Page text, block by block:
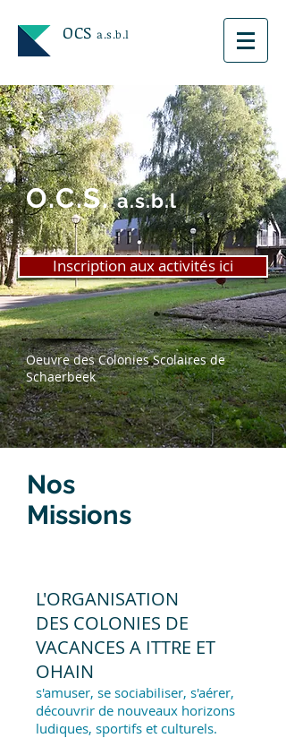
OCSa.s.b.l
O.C.S.a.s.b.l
Inscription aux activités ici
Oeuvre des Colonies Scolaires de
Schaerbeek
Nos
Missions
L'ORGANISATION
DES COLONIES DE
VACANCES A ITTRE ET
OHAIN
s'amuser, se sociabiliser, s'aérer,
découvrir de nouveaux horizons
ludiques, sportifs et culturels.